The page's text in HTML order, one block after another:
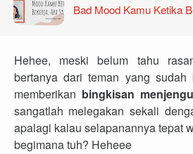
Bad Mood Kamu Ketika
Hehee, meski belum tahu
bertanya dari teman yang sudah
memberikan bingkisan
sangatlah melegakan sekali
apalagi kalau selapanannya tepat
begimana tuh? Heheee